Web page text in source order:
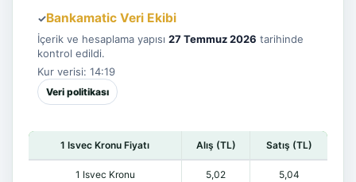
✓Bankamatic Veri Ekibi
İçerik ve hesaplama yapısı 27 Temmuz 2026 tarihinde
kontrol edildi.
Kur verisi: 14:19
Veri politikası
1 Isvec Kronu Fiyatı Alış (TL) Satış (TL)
1 Isvec Kronu 5,02 5,04